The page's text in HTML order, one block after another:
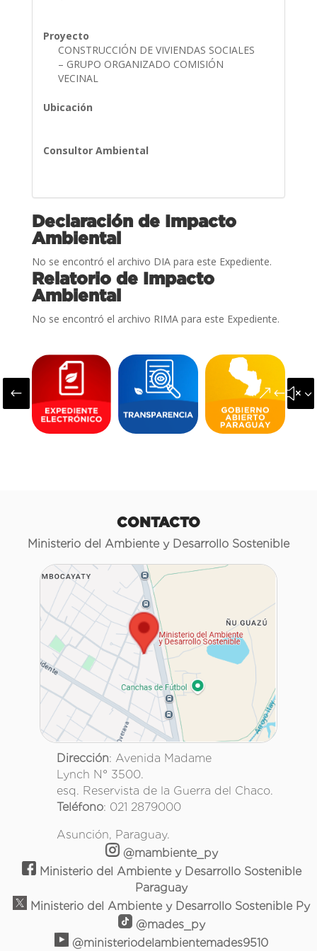
Proyecto
CONSTRUCCIÓN DE VIVIENDAS SOCIALES
– GRUPO ORGANIZADO COMISIÓN
VECINAL
Ubicación
Consultor Ambiental
Declaración de Impacto
Ambiental
No se encontró el archivo DIA para este Expediente.
Relatorio de Impacto
Ambiental
No se encontró el archivo RIMA para este Expediente.
#
CONTACTO
Ministerio del Ambiente y Desarrollo Sostenible
Dirección: Avenida Madame
Lynch N° 3500.
esq. Reservista de la Guerra del Chaco.
Teléfono: 021 2879000
Asunción, Paraguay.
@mambiente_py
Ministerio del Ambiente y Desarrollo Sostenible
Paraguay
Ministerio del Ambiente y Desarrollo Sostenible Py
@mades_py
@ministeriodelambientemades9510